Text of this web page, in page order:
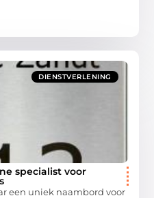
DIENSTVERLENING
specialist voor
een uniek naambord voor